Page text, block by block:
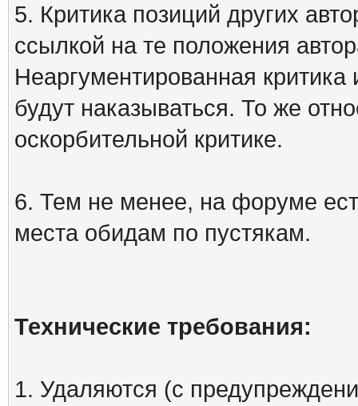
5. Критика позиций других
ссылкой на те положения
Неаргументированная
будут наказываться. То же
оскорбительной критике.
6. Тем не менее, на форуме
места обидам по пустякам.
Технические требования:
1. Удаляются (с